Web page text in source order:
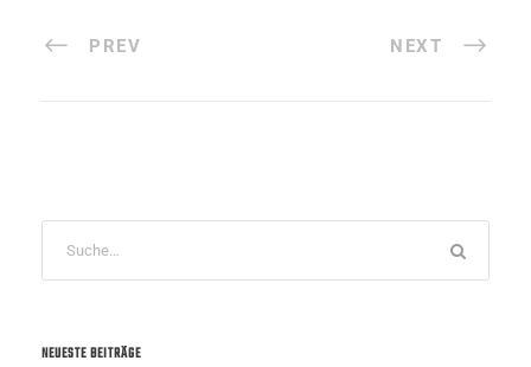
PREV NEXT
NEUESTE BEITRÄGE